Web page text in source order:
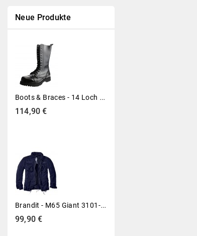
Neue Produkte
B
Oots & Braces - 14 Loch Stiefel Rangers Schwarz
Preis
114,90 €
B
Randit - M65 Giant 3101-8 Navy Parka US Style Jacke Mit Futter
Preis
99,90 €